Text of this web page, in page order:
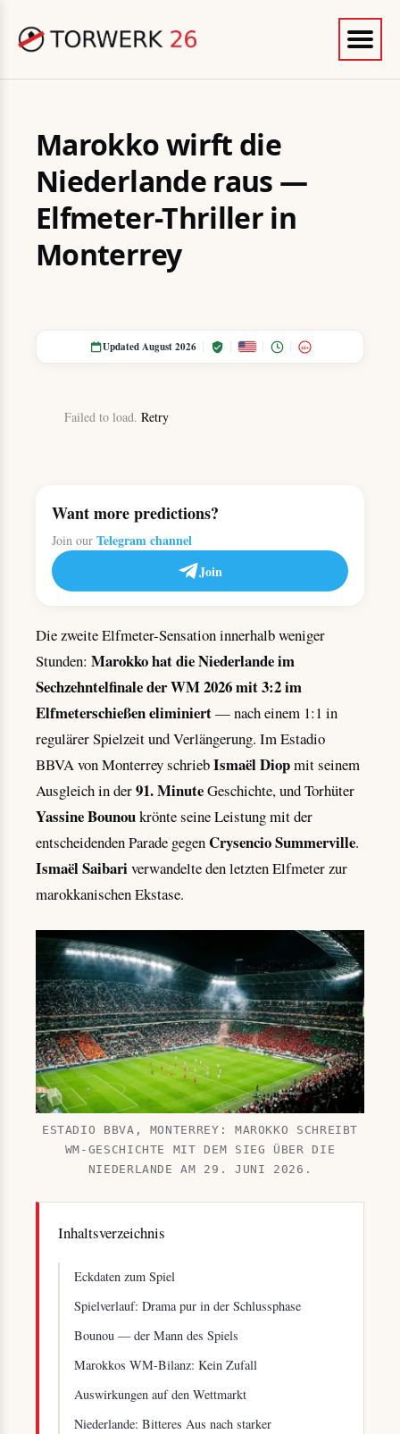
Marokko wirft die
Niederlande raus —
Elfmeter-Thriller in
Monterrey
Updated August 2026 18+
Failed to load. Retry
Want more predictions?
Join our Telegram channel
Join
Die zweite Elfmeter-Sensation innerhalb weniger
Stunden: Marokko hat die Niederlande im
Sechzehntelfinale der WM 2026 mit 3:2 im
Elfmeterschießen eliminiert— nach einem 1:1 in
regulärer Spielzeit und Verlängerung. Im Estadio
BBVA von Monterrey schriebIsmaël Diopmit seinem
Ausgleich in der91. MinuteGeschichte, und Torhüter
Yassine Bounoukrönte seine Leistung mit der
entscheidenden Parade gegenCrysencio Summerville.
Ismaël Saibariverwandelte den letzten Elfmeter zur
marokkanischen Ekstase.
ESTADIO BBVA, MONTERREY: MAROKKO SCHREIBT
WM-GESCHICHTE MIT DEM SIEG ÜBER DIE
NIEDERLANDE AM 29. JUNI 2026.
Inhaltsverzeichnis
Eckdaten zum Spiel
Spielverlauf: Drama pur in der Schlussphase
Bounou — der Mann des Spiels
Marokkos WM-Bilanz: Kein Zufall
Auswirkungen auf den Wettmarkt
Niederlande: Bitteres Aus nach starker